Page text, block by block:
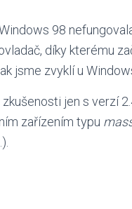
98
díky kterému
jsme zvyklí u
jen s verzí
zařízením typu